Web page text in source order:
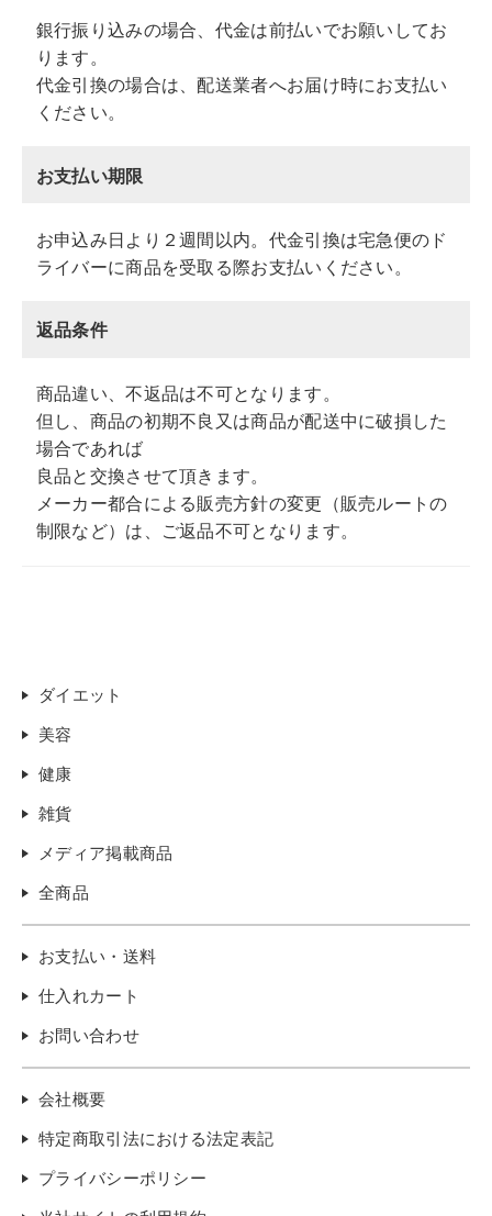
銀行振り込みの場合、代金は前払いでお願いしてお
ります。
代金引換の場合は、配送業者へお届け時にお支払い
ください。
お支払い期限
お申込み日より２週間以内。代金引換は宅急便のド
ライバーに商品を受取る際お支払いください。
返品条件
商品違い、不返品は不可となります。
但し、商品の初期不良又は商品が配送中に破損した
場合であれば
良品と交換させて頂きます。
メーカー都合による販売方針の変更（販売ルートの
制限など）は、ご返品不可となります。
ダイエット
美容
健康
雑貨
メディア掲載商品
全商品
お支払い・送料
仕入れカート
お問い合わせ
会社概要
特定商取引法における法定表記
プライバシーポリシー